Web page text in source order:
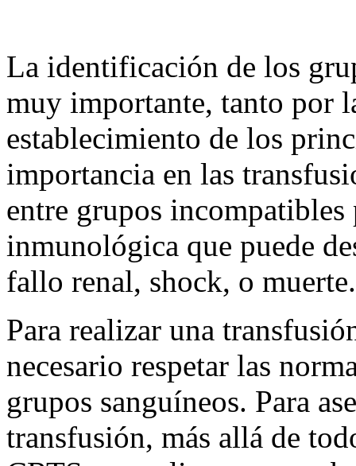
La identificación de los
muy importante, tanto por
establecimiento de los
importancia en las
entre grupos
inmunológica que puede
fallo renal, shock, o muerte.
Para realizar una
necesario respetar las
grupos sanguíneos. Para
transfusión, más allá de